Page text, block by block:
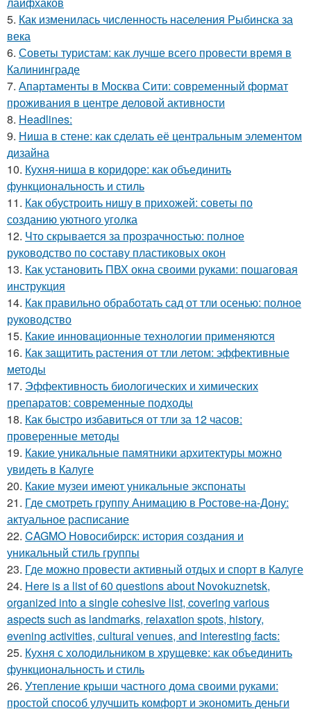
5. Как изменилась численность населения Рыбинска за
века
6. Советы туристам: как лучше всего провести время в
Калининграде
7. Апартаменты в Москва Сити: современный формат
проживания в центре деловой активности
8. Headlines:
9. Ниша в стене: как сделать её центральным элементом
дизайна
10. Кухня-ниша в коридоре: как объединить
функциональность и стиль
11. Как обустроить нишу в прихожей: советы по
созданию уютного уголка
12. Что скрывается за прозрачностью: полное
руководство по составу пластиковых окон
13. Как установить ПВХ окна своими руками: пошаговая
инструкция
14. Как правильно обработать сад от тли осенью: полное
руководство
15. Какие инновационные технологии применяются
16. Как защитить растения от тли летом: эффективные
методы
17. Эффективность биологических и химических
препаратов: современные подходы
18. Как быстро избавиться от тли за 12 часов:
проверенные методы
19. Какие уникальные памятники архитектуры можно
увидеть в Калуге
20. Какие музеи имеют уникальные экспонаты
21. Где смотреть группу Анимацию в Ростове-на-Дону:
актуальное расписание
22. CAGMO Новосибирск: история создания и
уникальный стиль группы
23. Где можно провести активный отдых и спорт в Калуге
24. Here is a list of 60 questions about Novokuznetsk,
organized into a single cohesive list, covering various
aspects such as landmarks, relaxation spots, history,
evening activities, cultural venues, and interesting facts:
25. Кухня с холодильником в хрущевке: как объединить
функциональность и стиль
26. Утепление крыши частного дома своими руками:
простой способ улучшить комфорт и экономить деньги